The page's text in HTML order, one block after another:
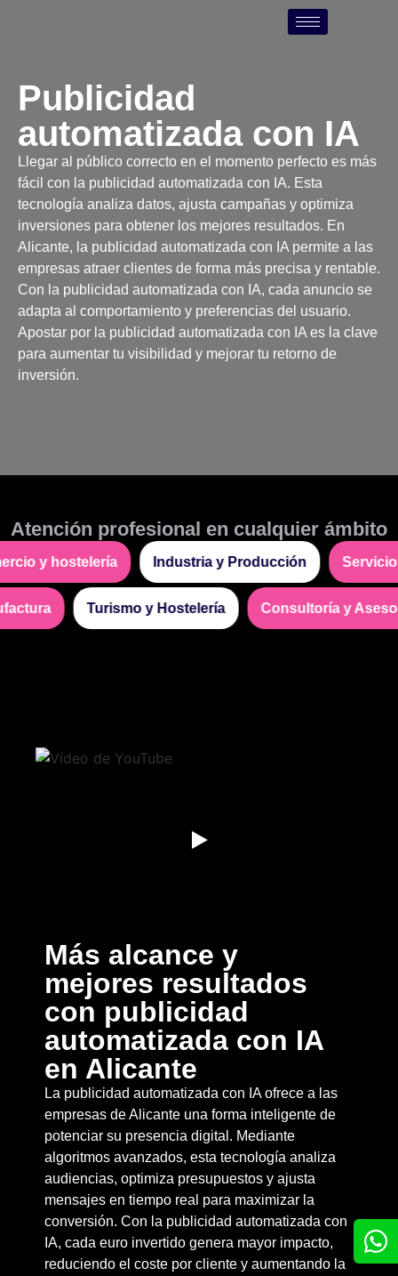
Publicidad
automatizada con IA
Llegar al público correcto en el momento perfecto es más
fácil con la publicidad automatizada con IA. Esta
tecnología analiza datos, ajusta campañas y optimiza
inversiones para obtener los mejores resultados. En
Alicante, la publicidad automatizada con IA permite a las
empresas atraer clientes de forma más precisa y rentable.
Con la publicidad automatizada con IA, cada anuncio se
adapta al comportamiento y preferencias del usuario.
Apostar por la publicidad automatizada con IA es la clave
para aumentar tu visibilidad y mejorar tu retorno de
inversión.
Atención profesional en cualquier ámbito
y hostelería Industria y Producción
Turismo y Hostelería Consultoría y
Más alcance y
mejores resultados
con publicidad
automatizada con IA
en Alicante
La publicidad automatizada con IA ofrece a las
empresas de Alicante una forma inteligente de
potenciar su presencia digital. Mediante
algoritmos avanzados, esta tecnología analiza
audiencias, optimiza presupuestos y ajusta
mensajes en tiempo real para maximizar la
conversión. Con la publicidad automatizada con
IA, cada euro invertido genera mayor impacto,
reduciendo el coste por cliente y aumentando la